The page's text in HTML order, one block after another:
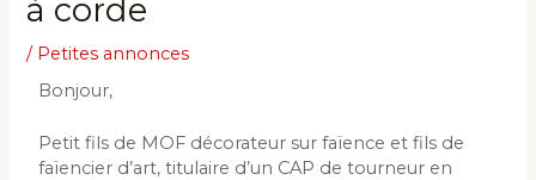
à corde
/ Petites annonces
Bonjour,
Petit fils de MOF décorateur sur faïence et fils de
faïencier d’art, titulaire d’un CAP de tourneur en